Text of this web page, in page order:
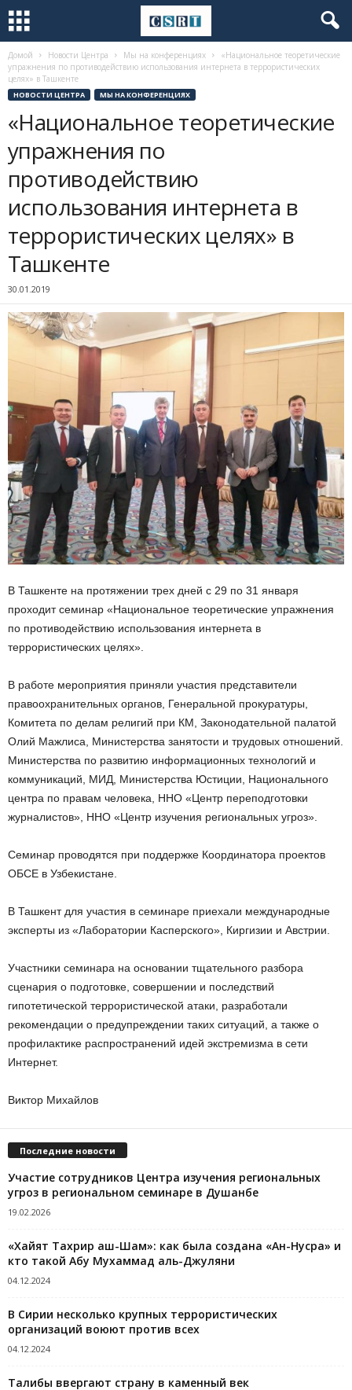
Домой Новости Центра Мы на конференциях
«Национальное теоретические
упражнения по противодействию использования интернета в террористических
целях» в Ташкенте
НОВОСТИ ЦЕНТРА МЫ НА КОНФЕРЕНЦИЯХ
«Национальное теоретические
упражнения по
противодействию
использования интернета в
террористических целях» в
Ташкенте
30.01.2019
В Ташкенте на протяжении трех дней с 29 по 31 января
проходит семинар «Национальное теоретические упражнения
по противодействию использования интернета в
террористических целях».
В работе мероприятия приняли участия представители
правоохранительных органов, Генеральной прокуратуры,
Комитета по делам религий при КМ, Законодательной палатой
Олий Мажлиса, Министерства занятости и трудовых отношений.
Министерства по развитию информационных технологий и
коммуникаций, МИД, Министерства Юстиции, Национального
центра по правам человека, ННО «Центр переподготовки
журналистов», ННО «Центр изучения региональных угроз».
Семинар проводятся при поддержке Координатора проектов
ОБСЕ в Узбекистане.
В Ташкент для участия в семинаре приехали международные
эксперты из «Лаборатории Касперского», Киргизии и Австрии.
Участники семинара на основании тщательного разбора
сценария о подготовке, совершении и последствий
гипотетической террористической атаки, разработали
рекомендации о предупреждении таких ситуаций, а также о
профилактике распространений идей экстремизма в сети
Интернет.
Виктор Михайлов
Последние новости
Участие сотрудников Центра изучения региональных
угроз в региональном семинаре в Душанбе
19.02.2026
«Хайят Тахрир аш-Шам»: как была создана «Ан-Нусра» и
кто такой Абу Мухаммад аль-Джуляни
04.12.2024
В Сирии несколько крупных террористических
организаций воюют против всех
04.12.2024
Талибы ввергают страну в каменный век